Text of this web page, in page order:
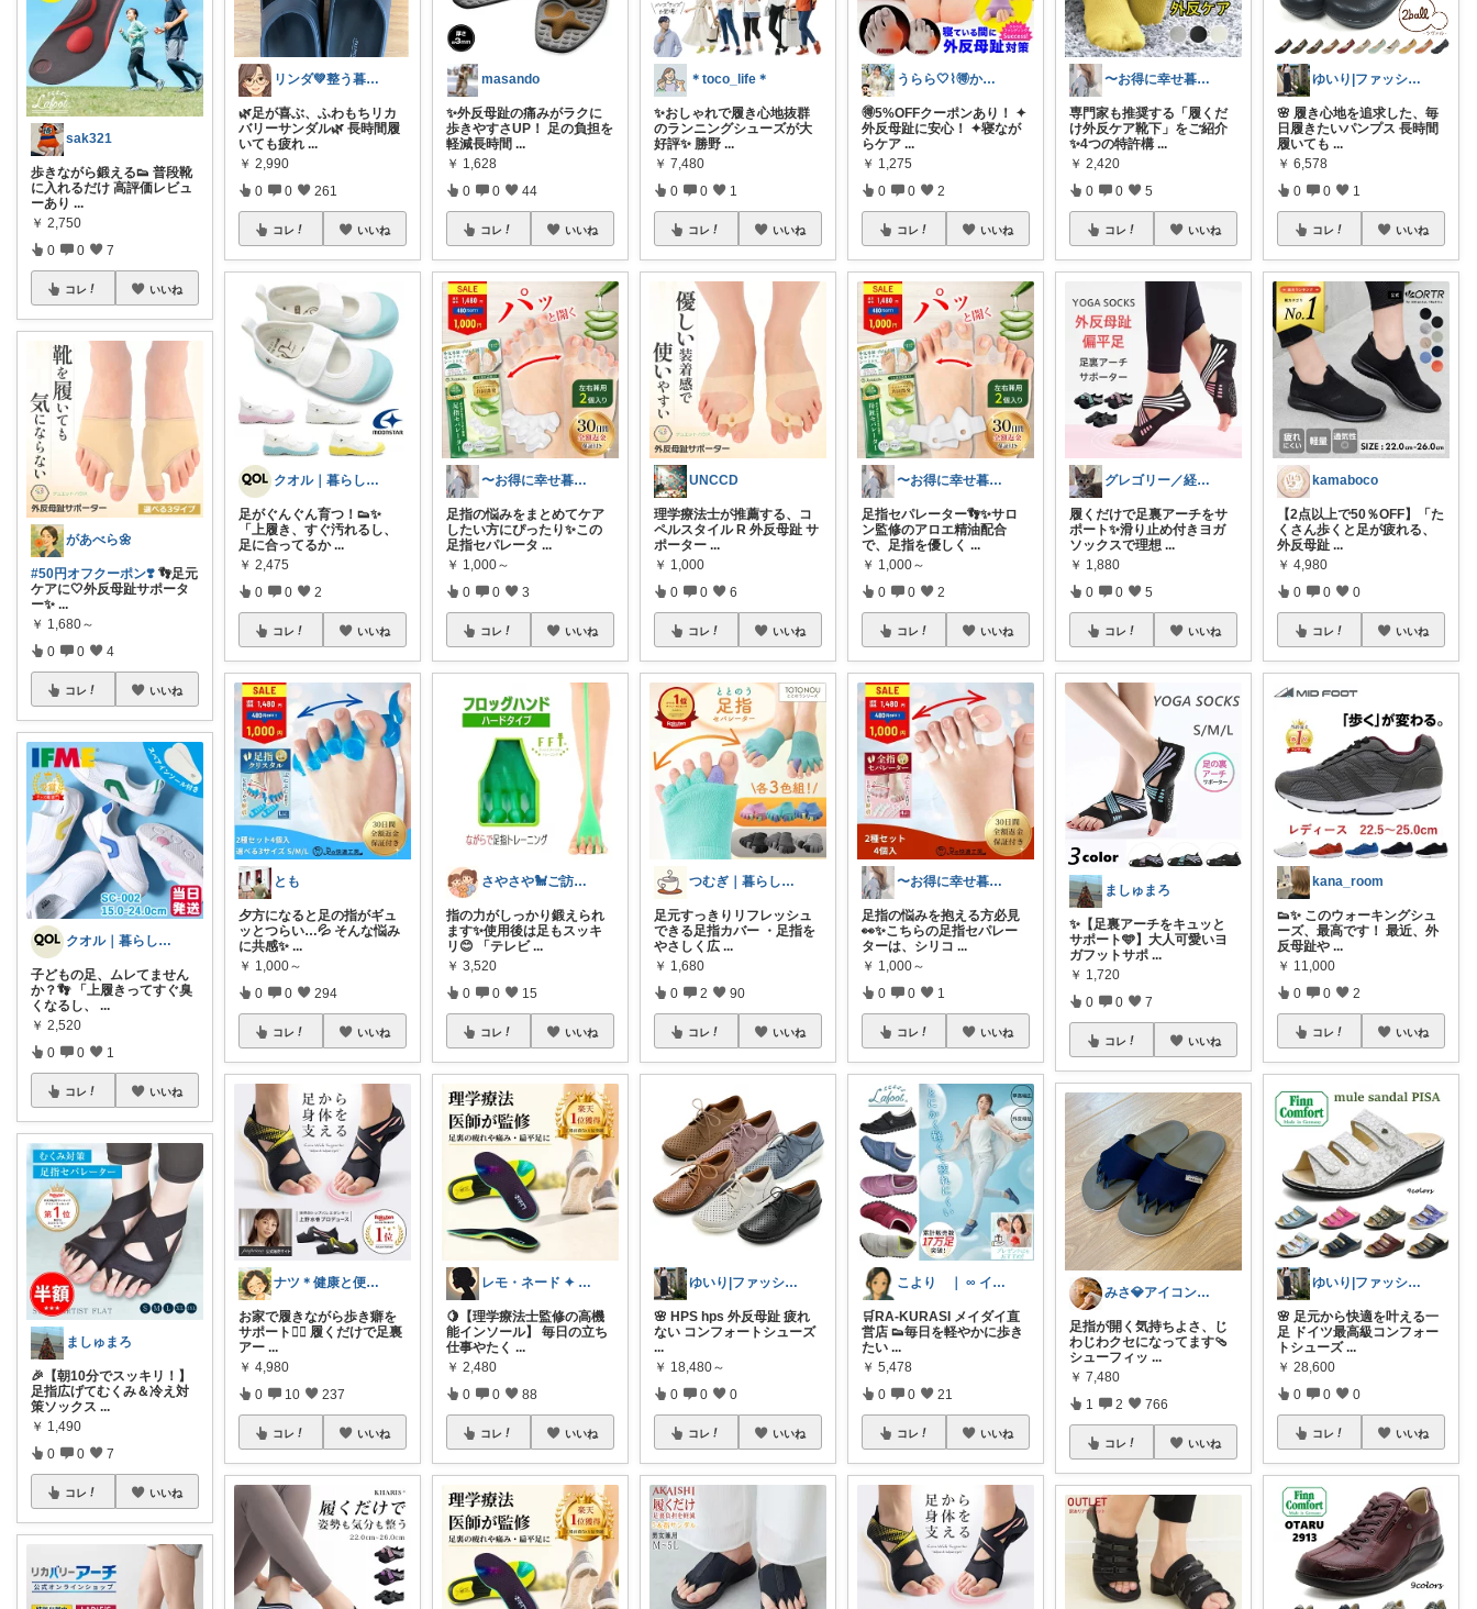
sak321
歩きながら鍛える👟 普段靴
に入れるだけ 高評価レビュ
ーあり ...
￥ 2,750
0 0 7
コレ いいね
があべら🌼
#50円オフクーポン❣️ 👣足元
ケアに🤍外反母趾サポータ
ー✨ ...
￥ 1,680～
0 0 4
コレ いいね
クオル｜暮らしの「質」爆上げ🈁
子どもの足、ムレてません
か？👣 「上履きってすぐ臭
くなるし、
...
￥ 2,520
0 0 1
コレ いいね
ましゅまろ
​🎉【朝10分でスッキリ！】
足指広げてむくみ＆冷え対
策ソックス ...
￥ 1,490
0 0 7
コレ いいね
リンダ💚整う暮らし研究室
🌿足が喜ぶ、ふわもちリカ
バリーサンダル🌿 長時間履
いても疲れ ...
￥ 2,990
0 0 261
コレ いいね
クオル｜暮らしの「質」爆上げ🈁
足がぐんぐん育つ！👟✨
「上履き、すぐ汚れるし、
足に合ってるか ...
￥ 2,475
0 0 2
コレ いいね
とも
夕方になると足の指がギュ
ッとつらい…💦 そんな悩み
に共感✨...
￥ 1,000～
0 0 294
コレ いいね
ナツ＊健康と便利グッズが好きな主婦🌸
お家で履きながら歩き癖を
サポート🚶‍♀️ 履くだけで足裏
アー ...
￥ 4,980
0 10 237
コレ いいね
masando
✨外反母趾の痛みがラクに
歩きやすさUP！ 足の負担を
軽減長時間 ...
￥ 1,628
0 0 44
コレ いいね
〜お得に幸せ暮らし〜
足指の悩みをまとめてケア
したい方にぴったり✨この
足指セパレータ ...
￥ 1,000～
0 0 3
コレ いいね
さやさや🐩ご訪問感謝です⭐️⭐️
指の力がしっかり鍛えられ
ます✨使用後は足もスッキ
リ😊 「テレビ ...
￥ 3,520
0 0 15
コレ いいね
レモ・ネード ✦ セレクト 🍋
🍋【理学療法士監修の高機
能インソール】 毎日の立ち
仕事やたく ...
￥ 2,480
0 0 88
コレ いいね
＊toco_life＊
✨おしゃれで履き心地抜群
のランニングシューズが大
好評✨ 勝野 ...
￥ 7,480
0 0 1
コレ いいね
UNCCD
理学療法士が推薦する、コ
ペルスタイル R 外反母趾 サ
ポーター ...
￥ 1,000
0 0 6
コレ いいね
つむぎ｜暮らしを少し豊かに
足元すっきりリフレッシュ
できる足指カバー ・足指を
やさしく広 ...
￥ 1,680
0 2 90
コレ いいね
ゆいり|ファッション👗
🌸 HPS hps 外反母趾 疲れ
ない コンフォートシューズ
...
￥ 18,480～
0 0 0
コレ いいね
うらら🤍⌇🉐かわいい暮らし
🉐5%OFFクーポンあり！ ✦
外反母趾に安心！ ✦寝なが
らケア ...
￥ 1,275
0 0 2
コレ いいね
〜お得に幸せ暮らし〜
足指セパレーター👣✨サロ
ン監修のアロエ精油配合
で、足指を優しく ...
￥ 1,000～
0 0 2
コレ いいね
〜お得に幸せ暮らし〜
足指の悩みを抱える方必見
👀✨こちらの足指セパレー
ターは、シリコ ...
￥ 1,000～
0 0 1
コレ いいね
こより ｜ ∞ イヤイライケレ ∞
🛒RA-KURASI メイダイ直
営店 👟毎日を軽やかに歩き
たい ...
￥ 5,478
0 0 21
コレ いいね
〜お得に幸せ暮らし〜
専門家も推奨する「履くだ
け外反ケア靴下」をご紹介
✨4つの特許構 ...
￥ 2,420
0 0 5
コレ いいね
グレゴリー／経由購入感謝です💕
履くだけで足裏アーチをサ
ポート✨滑り止め付きヨガ
ソックスで理想 ...
￥ 1,880
0 0 5
コレ いいね
ましゅまろ
​✨【足裏アーチをキュッと
サポート🩵】大人可愛いヨ
ガフットサポ ...
￥ 1,720
0 0 7
コレ いいね
みさ💎アイコン変更|子育ても暮らしも
足指が開く気持ちよさ、じ
わじわクセになってます🩴
シューフィッ ...
￥ 7,480
1 2 766
コレ いいね
ゆいり|ファッション👗
🌸 履き心地を追求した、毎
日履きたいパンプス 長時間
履いても ...
￥ 6,578
0 0 1
コレ いいね
kamaboco
【2点以上で50％OFF】「た
くさん歩くと足が疲れる、
外反母趾 ...
￥ 4,980
0 0 0
コレ いいね
kana_room
👟✨ このウォーキングシュ
ーズ、最高です！ 最近、外
反母趾や ...
￥ 11,000
0 0 2
コレ いいね
ゆいり|ファッション👗
🌸 足元から快適を叶える一
足 ドイツ最高級コンフォー
トシューズ ...
￥ 28,600
0 0 0
コレ いいね